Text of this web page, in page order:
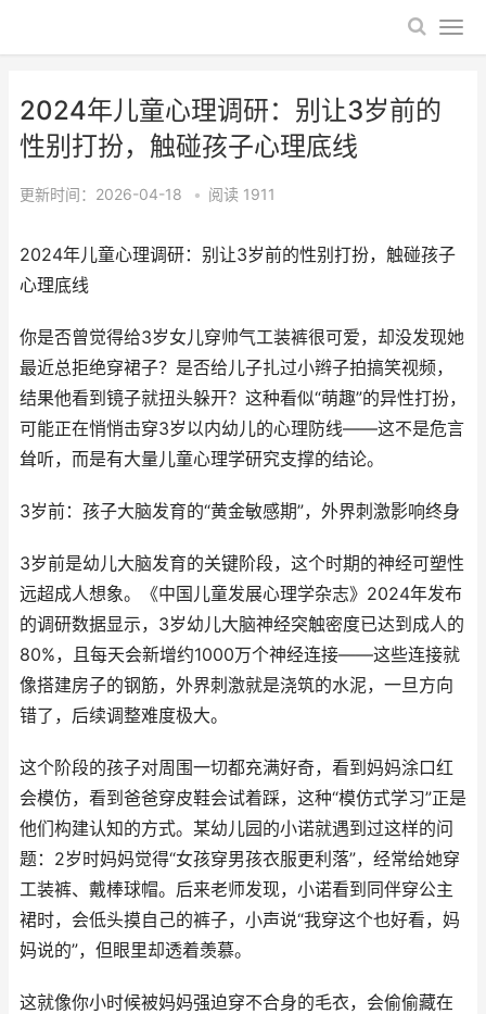
2024年儿童心理调研：别让3岁前的
性别打扮，触碰孩子心理底线
更新时间：2026-04-18 • 阅读 1911
2024年儿童心理调研：别让3岁前的性别打扮，触碰孩子
心理底线
你是否曾觉得给3岁女儿穿帅气工装裤很可爱，却没发现她
最近总拒绝穿裙子？是否给儿子扎过小辫子拍搞笑视频，
结果他看到镜子就扭头躲开？这种看似“萌趣”的异性打扮，
可能正在悄悄击穿3岁以内幼儿的心理防线——这不是危言
耸听，而是有大量儿童心理学研究支撑的结论。
3岁前：孩子大脑发育的“黄金敏感期”，外界刺激影响终身
3岁前是幼儿大脑发育的关键阶段，这个时期的神经可塑性
远超成人想象。《中国儿童发展心理学杂志》2024年发布
的调研数据显示，3岁幼儿大脑神经突触密度已达到成人的
80%，且每天会新增约1000万个神经连接——这些连接就
像搭建房子的钢筋，外界刺激就是浇筑的水泥，一旦方向
错了，后续调整难度极大。
这个阶段的孩子对周围一切都充满好奇，看到妈妈涂口红
会模仿，看到爸爸穿皮鞋会试着踩，这种“模仿式学习”正是
他们构建认知的方式。某幼儿园的小诺就遇到过这样的问
题：2岁时妈妈觉得“女孩穿男孩衣服更利落”，经常给她穿
工装裤、戴棒球帽。后来老师发现，小诺看到同伴穿公主
裙时，会低头摸自己的裤子，小声说“我穿这个也好看，妈
妈说的”，但眼里却透着羡慕。
这就像你小时候被妈妈强迫穿不合身的毛衣，会偷偷藏在